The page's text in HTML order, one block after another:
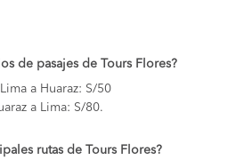
de pasajes de Tours Flores?
a Huaraz: S/50
a Lima: S/80.
rutas de Tours Flores?